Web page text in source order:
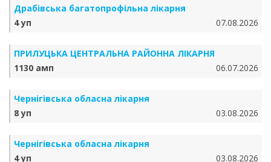
Драбівська багатопрофільна лікарня
4 уп
07.08.2026
ПРИЛУЦЬКА ЦЕНТРАЛЬНА РАЙОННА ЛІКАРНЯ
1130 амп
06.07.2026
Чернігівська обласна лікарня
8 уп
03.08.2026
Чернігівська обласна лікарня
4 уп
03.08.2026